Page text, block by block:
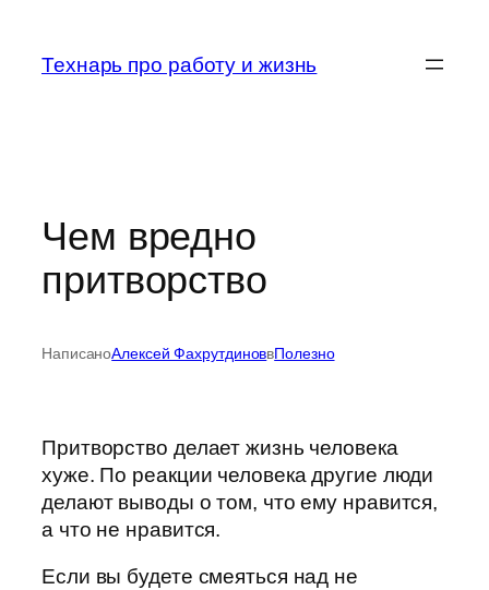
содержимому
Технарь про работу и жизнь
Чем вредно
притворство
НаписаноАлексей ФахрутдиноввПолезно
Притворство делает жизнь человека
хуже. По реакции человека другие люди
делают выводы о том, что ему нравится,
а что не нравится.
Если вы будете смеяться над не